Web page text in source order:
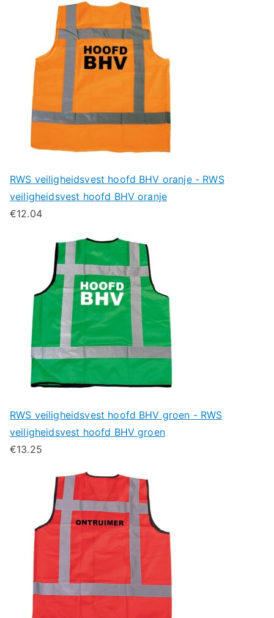
RWS veiligheidsvest hoofd BHV oranje - RWS
veiligheidsvest hoofd BHV oranje
€12.04
RWS veiligheidsvest hoofd BHV groen - RWS
veiligheidsvest hoofd BHV groen
€13.25